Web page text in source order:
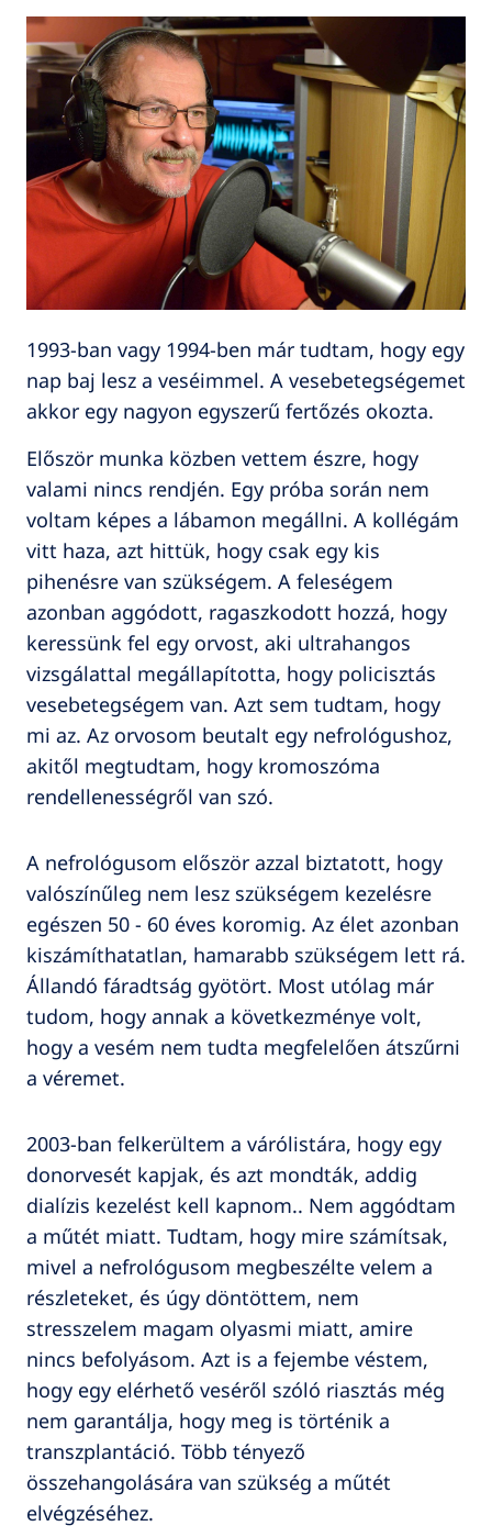
1993-ban vagy 1994-ben már tudtam, hogy egy
nap baj lesz a veséimmel. A vesebetegségemet
akkor egy nagyon egyszerű fertőzés okozta.
Először munka közben vettem észre, hogy
valami nincs rendjén. Egy próba során nem
voltam képes a lábamon megállni. A kollégám
vitt haza, azt hittük, hogy csak egy kis
pihenésre van szükségem. A feleségem
azonban aggódott, ragaszkodott hozzá, hogy
keressünk fel egy orvost, aki ultrahangos
vizsgálattal megállapította, hogy policisztás
vesebetegségem van. Azt sem tudtam, hogy
mi az. Az orvosom beutalt egy nefrológushoz,
akitől megtudtam, hogy kromoszóma
rendellenességről van szó.
A nefrológusom először azzal biztatott, hogy
valószínűleg nem lesz szükségem kezelésre
egészen 50 - 60 éves koromig. Az élet azonban
kiszámíthatatlan, hamarabb szükségem lett rá.
Állandó fáradtság gyötört. Most utólag már
tudom, hogy annak a következménye volt,
hogy a vesém nem tudta megfelelően átszűrni
a véremet.
2003-ban felkerültem a várólistára, hogy egy
donorvesét kapjak, és azt mondták, addig
dialízis kezelést kell kapnom.. Nem aggódtam
a műtét miatt. Tudtam, hogy mire számítsak,
mivel a nefrológusom megbeszélte velem a
részleteket, és úgy döntöttem, nem
stresszelem magam olyasmi miatt, amire
nincs befolyásom. Azt is a fejembe véstem,
hogy egy elérhető veséről szóló riasztás még
nem garantálja, hogy meg is történik a
transzplantáció. Több tényező
összehangolására van szükség a műtét
elvégzéséhez.